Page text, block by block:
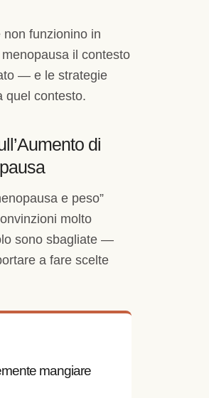
funzionino in
il contesto
— e le strategie
quel contesto.
di
e peso”
molto
sono sbagliate —
a fare scelte
mangiare